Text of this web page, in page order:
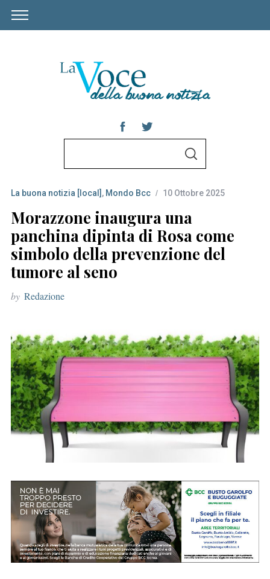
r
c
h
f
o
:
S
C
H
La buona notizia [local] , Mondo Bcc 10 Ottobre 2025
Morazzone inaugura una
panchina dipinta di Rosa come
simbolo della prevenzione del
tumore al seno
by Redazione